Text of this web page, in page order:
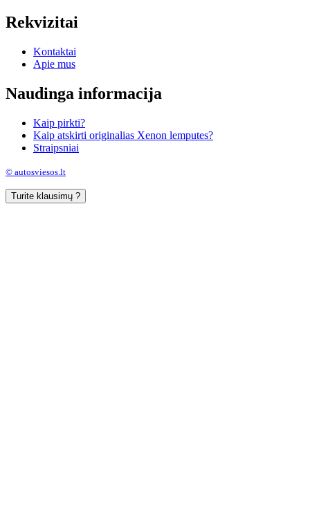
Rekvizitai
Kontaktai
Apie mus
Naudinga informacija
Kaip pirkti?
Kaip atskirti originalias Xenon lemputes?
Straipsniai
© autosviesos.lt
Turite klausimų ?